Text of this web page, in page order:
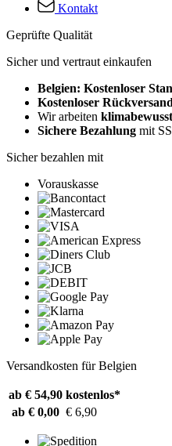
Kontakt
Geprüfte Qualität
Sicher und vertraut einkaufen
Belgien: Kostenloser
Kostenloser Rückversand
Wir arbeiten klimabewusst
Sichere Bezahlung mit
Sicher bezahlen mit
Vorauskasse
Versandkosten für Belgien
ab € 54,90 kostenlos*
ab € 0,00 € 6,90